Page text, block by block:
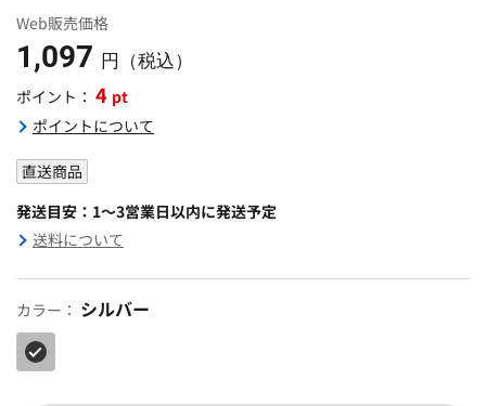
Web販売価格
1,097 円（税込）
ポイント： 4 pt
ポイントについて
直送商品
発送目安：1～3営業日以内に発送予定
送料について
カラー： シルバー